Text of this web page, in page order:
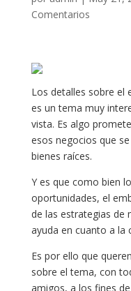
Comentarios
Los detalles sobre el
es un tema muy
vista. Es algo
esos negocios que
bienes raíces.
Y es que como bien
oportunidades, el
de las estrategias de
ayuda en cuanto a la
Es por ello que
sobre el tema, con
amigos, a los fines